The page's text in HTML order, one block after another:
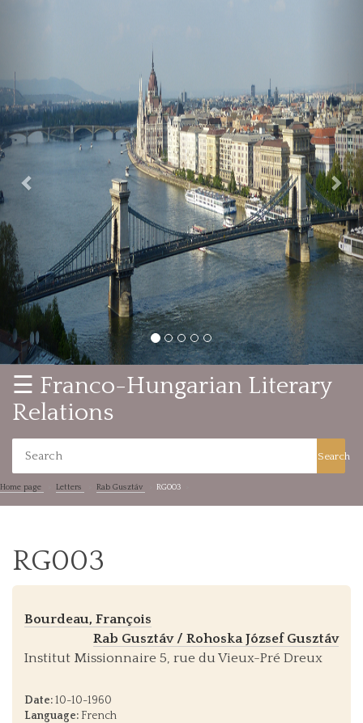
☰ Franco-Hungarian Literary
Relations
Search
Home page Letters Rab Gusztáv RG003
RG003
Bourdeau, François
Rab Gusztáv / Rohoska József Gusztáv
Institut Missionnaire 5, rue du Vieux-Pré Dreux
Date:10-10-1960
Language: French